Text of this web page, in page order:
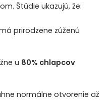
Štúdie ukazujú, že:
prirodzene zúženú
u 80% chlapcov
normálne otvorenie až